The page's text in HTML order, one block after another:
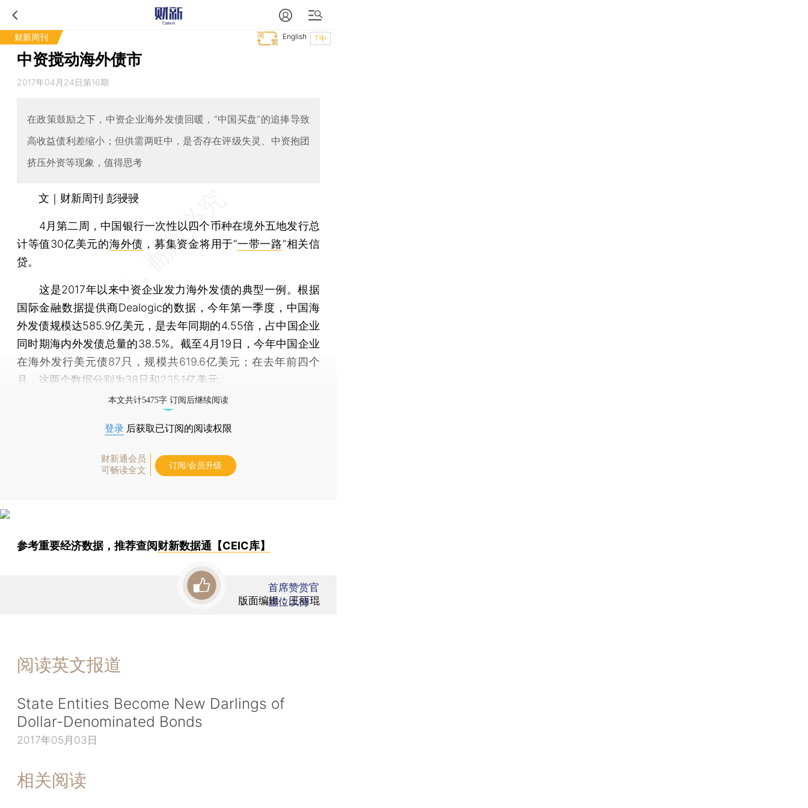
财新周刊 T中
English
中资搅动海外债市
2017年04月24日第16期
在政策鼓励之下，中资企业海外发债回暖，“中国买盘”的追捧导致
高收益债利差缩小；但供需两旺中，是否存在评级失灵、中资抱团
挤压外资等现象，值得思考
文｜财新周刊 彭骎骎
4月第二周，中国银行一次性以四个币种在境外五地发行总
计等值30亿美元的海外债 ，募集资金将用于“一带一路”相关信
贷。
这是2017年以来中资企业发力海外发债的典型一例。根据
国际金融数据提供商Dealogic的数据，今年第一季度，中国海
外发债规模达585.9亿美元，是去年同期的4.55倍，占中国企业
同时期海内外发债总量的38.5%。截至4月19日，今年中国企业
在海外发行美元债87只，规模共619.6亿美元；在去年前四个
月，这两个数据分别为38只和235.1亿美元。
本文共计5475字 订阅后继续阅读
登录 后获取已订阅的阅读权限
财新通会员
可畅读全文
订阅/会员升级
参考重要经济数据，推荐查阅财新数据通【CEIC库】
版面编辑：王丽琨
首席赞赏官
虚位以待
阅读英文报道
State Entities Become New Darlings of
Dollar-Denominated Bonds
2017年05月03日
相关阅读